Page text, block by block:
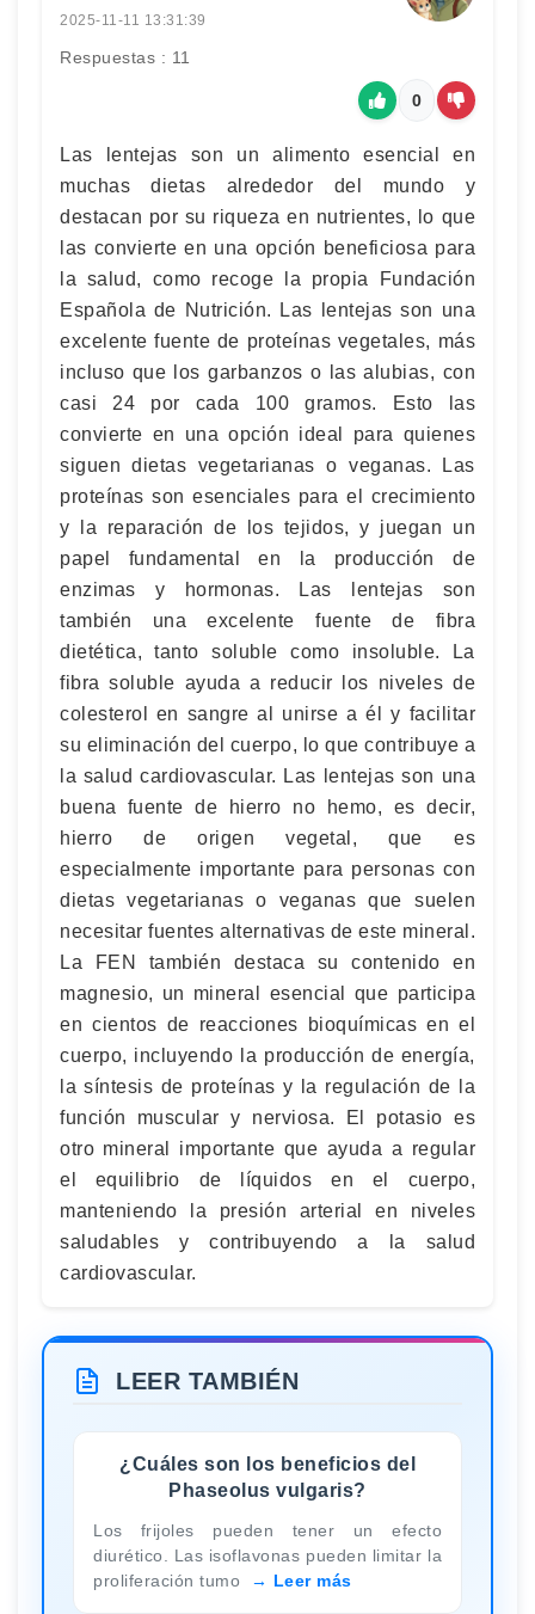
2025-11-11 13:31:39
Respuestas : 11
0
Las lentejas son un alimento esencial en
muchas dietas alrededor del mundo y
destacan por su riqueza en nutrientes, lo que
las convierte en una opción beneficiosa para
la salud, como recoge la propia Fundación
Española de Nutrición. Las lentejas son una
excelente fuente de proteínas vegetales, más
incluso que los garbanzos o las alubias, con
casi 24 por cada 100 gramos. Esto las
convierte en una opción ideal para quienes
siguen dietas vegetarianas o veganas. Las
proteínas son esenciales para el crecimiento
y la reparación de los tejidos, y juegan un
papel fundamental en la producción de
enzimas y hormonas. Las lentejas son
también una excelente fuente de fibra
dietética, tanto soluble como insoluble. La
fibra soluble ayuda a reducir los niveles de
colesterol en sangre al unirse a él y facilitar
su eliminación del cuerpo, lo que contribuye a
la salud cardiovascular. Las lentejas son una
buena fuente de hierro no hemo, es decir,
hierro de origen vegetal, que es
especialmente importante para personas con
dietas vegetarianas o veganas que suelen
necesitar fuentes alternativas de este mineral.
La FEN también destaca su contenido en
magnesio, un mineral esencial que participa
en cientos de reacciones bioquímicas en el
cuerpo, incluyendo la producción de energía,
la síntesis de proteínas y la regulación de la
función muscular y nerviosa. El potasio es
otro mineral importante que ayuda a regular
el equilibrio de líquidos en el cuerpo,
manteniendo la presión arterial en niveles
saludables y contribuyendo a la salud
cardiovascular.
LEER TAMBIÉN
¿Cuáles son los beneficios del
Phaseolus vulgaris?
Los frijoles pueden tener un efecto
diurético. Las isoflavonas pueden limitar la
proliferación tumo
Leer más